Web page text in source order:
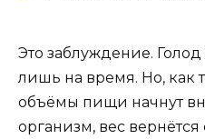
Это заблуждение.
лишь на время. Но, как
объёмы пищи начнут
организм, вес вернётся